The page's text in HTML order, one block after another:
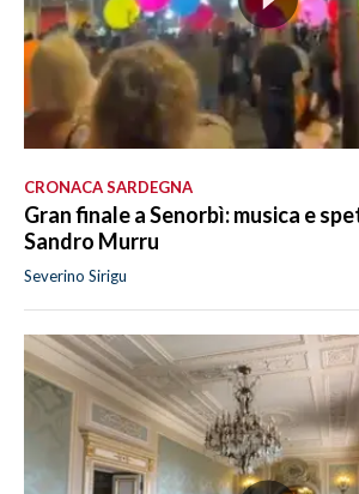
CRONACA SARDEGNA
Gran finale a Senorbì: musica e
Sandro Murru
Severino Sirigu